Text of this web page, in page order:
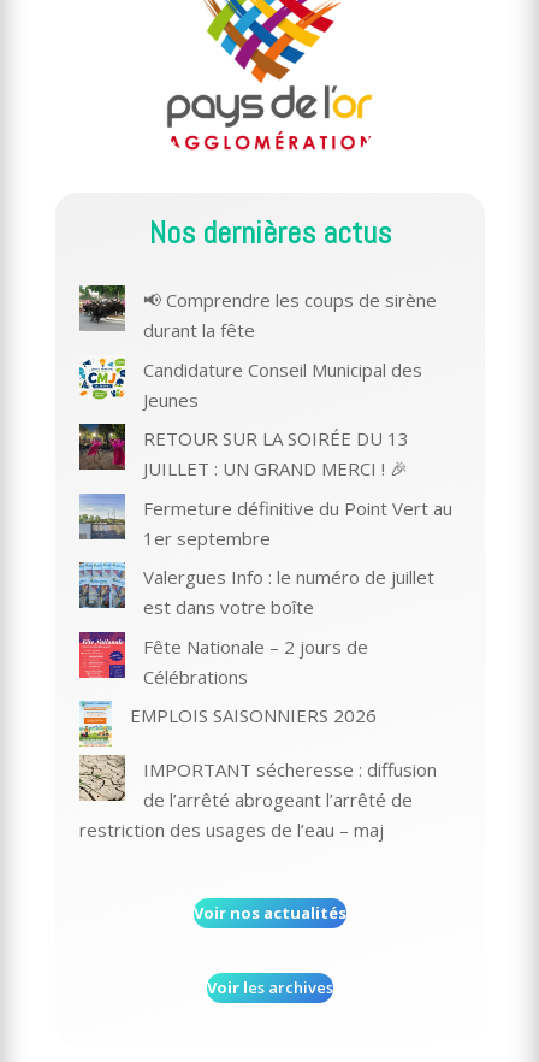
Nos dernières actus
📢 Comprendre les coups de sirène
durant la fête
Candidature Conseil Municipal des
Jeunes
RETOUR SUR LA SOIRÉE DU 13
JUILLET : UN GRAND MERCI ! 🎉
Fermeture définitive du Point Vert au
1er septembre
Valergues Info : le numéro de juillet
est dans votre boîte
Fête Nationale – 2 jours de
Célébrations
EMPLOIS SAISONNIERS 2026
IMPORTANT sécheresse : diffusion
de l’arrêté abrogeant l’arrêté de
restriction des usages de l’eau – maj
Voir nos actualités
Voir les archives